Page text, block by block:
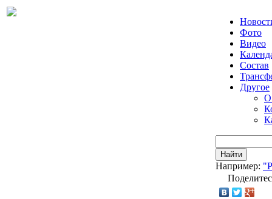
Фото
Видео
Состав
Другое
О
Найти
Например: